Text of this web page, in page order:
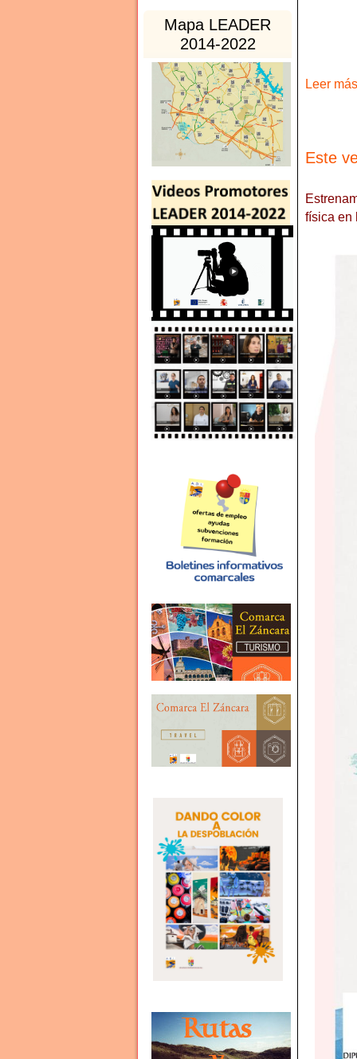
Mapa LEADER
2014-2022
Leer
Este
física en